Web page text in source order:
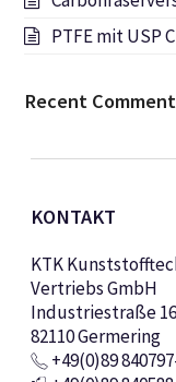
PTFE mit USP
Recent
KONTAKT
KTK
Vertriebs GmbH
Industriestraße 16
82110 Germering
+49(0)89